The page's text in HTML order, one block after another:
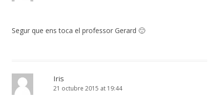
Segur que ens toca el professor Gerard 🙂
Iris
21 octubre 2015 at 19:44